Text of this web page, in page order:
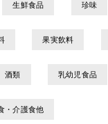
生鮮食品 珍味
果実飲料
酒類 乳幼児食品
・介護食他